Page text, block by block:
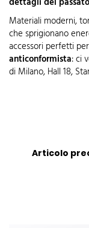
Materiali moderni,
che sprigionano
accessori perfetti
anticonformista: ci
di Milano, Hall 18,
Articolo